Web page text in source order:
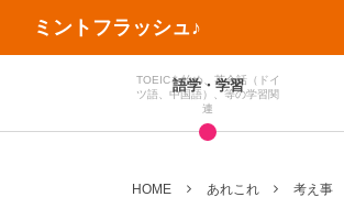
ミントフラッシュ♪
語学・学習
TOEICを始め、英会話（ドイ
ツ語、中国語）、等の学習関
連
HOME あれこれ 考え事